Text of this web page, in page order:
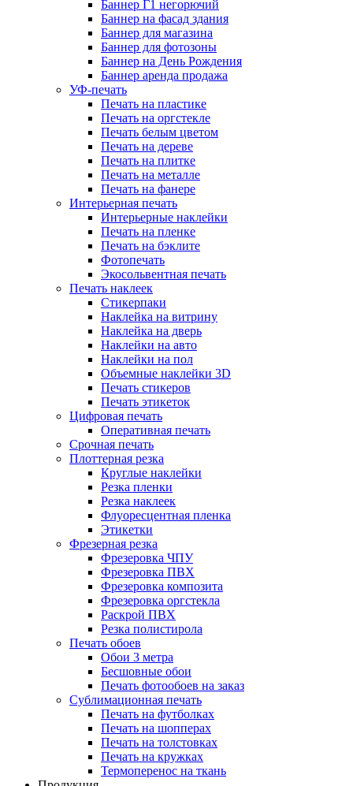
Баннер Г1 негорючий
Баннер на фасад здания
Баннер для магазина
Баннер для фотозоны
Баннер на День Рождения
Баннер аренда продажа
УФ-печать
Печать на пластике
Печать на оргстекле
Печать белым цветом
Печать на дереве
Печать на плитке
Печать на металле
Печать на фанере
Интерьерная печать
Интерьерные наклейки
Печать на пленке
Печать на бэклите
Фотопечать
Экосольвентная печать
Печать наклеек
Стикерпаки
Наклейка на витрину
Наклейка на дверь
Наклейки на авто
Наклейки на пол
Объемные наклейки 3D
Печать стикеров
Печать этикеток
Цифровая печать
Оперативная печать
Срочная печать
Плоттерная резка
Круглые наклейки
Резка пленки
Резка наклеек
Флуоресцентная пленка
Этикетки
Фрезерная резка
Фрезеровка ЧПУ
Фрезеровка ПВХ
Фрезеровка композита
Фрезеровка оргстекла
Раскрой ПВХ
Резка полистирола
Печать обоев
Обои 3 метра
Бесшовные обои
Печать фотообоев на заказ
Сублимационная печать
Печать на футболках
Печать на шопперах
Печать на толстовках
Печать на кружках
Термоперенос на ткань